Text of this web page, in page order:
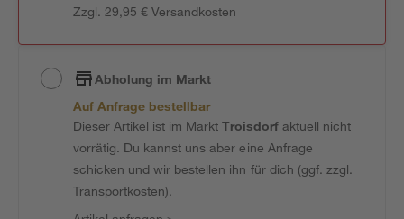
Zzgl. 29,95 € Versandkosten
Abholung im Markt
Auf Anfrage bestellbar
Dieser Artikel ist im MarktTroisdorfaktuell nicht
vorrätig. Du kannst uns aber eine Anfrage
schicken und wir bestellen ihn für dich (ggf. zzgl.
Transportkosten).